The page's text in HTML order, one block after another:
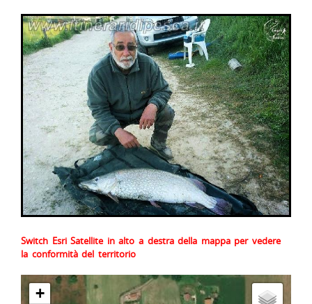
Switch Esri Satellite in alto a destra della mappa per vedere
la conformità del territorio
+